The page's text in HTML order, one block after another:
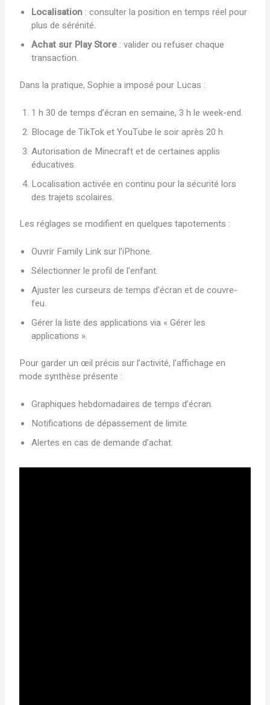
Localisation : consulter la position en temps réel pour
plus de sérénité.
Achat sur Play Store : valider ou refuser chaque
transaction.
Dans la pratique, Sophie a imposé pour Lucas :
1 h 30 de temps d’écran en semaine, 3 h le week-end.
Blocage de TikTok et YouTube le soir après 20 h.
Autorisation de Minecraft et de certaines applis
éducatives.
Localisation activée en continu pour la sécurité lors
des trajets scolaires.
Les réglages se modifient en quelques tapotements :
Ouvrir Family Link sur l’iPhone.
Sélectionner le profil de l’enfant.
Ajuster les curseurs de temps d’écran et de couvre-
feu.
Gérer la liste des applications via « Gérer les
applications ».
Pour garder un œil précis sur l’activité, l’affichage en
mode synthèse présente :
Graphiques hebdomadaires de temps d’écran.
Notifications de dépassement de limite.
Alertes en cas de demande d’achat.